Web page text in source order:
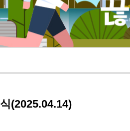
(2025.04.14)